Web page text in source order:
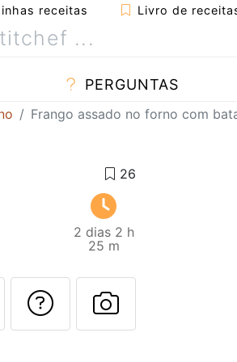
receitas Livro de
PERGUNTAS
Frango assado no forno com
2 dias 2 h
25 m
esta receita a um
Imprima esta página
Falar com o
Fez esta